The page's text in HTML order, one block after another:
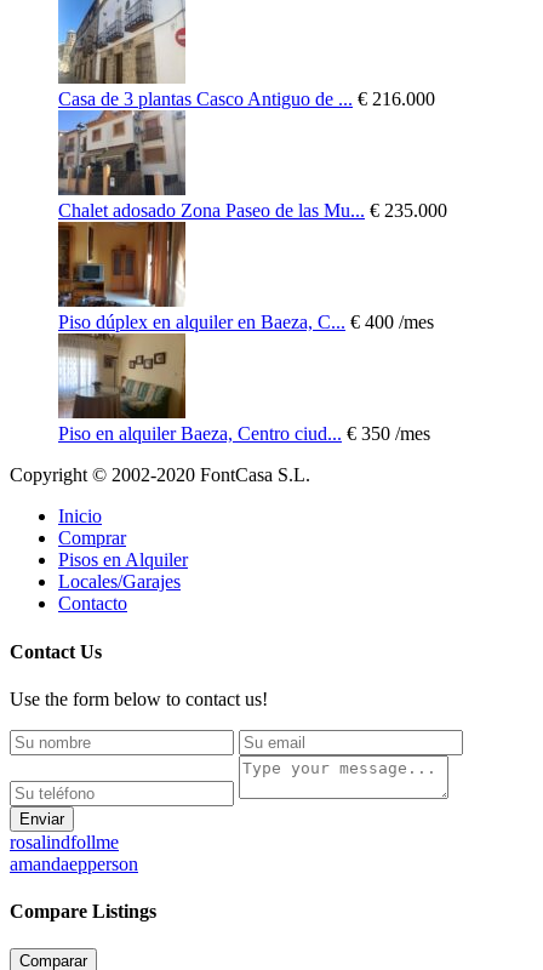
Casa de 3 plantas Casco Antiguo de ... € 216.000
Chalet adosado Zona Paseo de las Mu... € 235.000
Piso dúplex en alquiler en Baeza, C... € 400 /mes
Piso en alquiler Baeza, Centro ciud... € 350 /mes
Copyright © 2002-2020 FontCasa S.L.
Inicio
Comprar
Pisos en Alquiler
Locales/Garajes
Contacto
Contact Us
Use the form below to contact us!
Enviar
rosalindfollme
amandaepperson
Compare Listings
Comparar